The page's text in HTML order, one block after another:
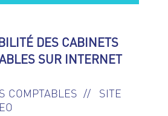
DES CABINETS
SUR INTERNET
COMPTABLES
SITE